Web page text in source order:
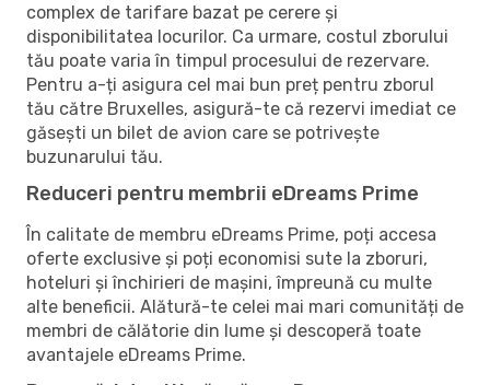
complex de tarifare bazat pe cerere și
disponibilitatea locurilor. Ca urmare, costul zborului
tău poate varia în timpul procesului de rezervare.
Pentru a-ți asigura cel mai bun preț pentru zborul
tău către Bruxelles, asigură-te că rezervi imediat ce
găsești un bilet de avion care se potrivește
buzunarului tău.
Reduceri pentru membrii eDreams Prime
În calitate de membru eDreams Prime, poți accesa
oferte exclusive și poți economisi sute la zboruri,
hoteluri și închirieri de mașini, împreună cu multe
alte beneficii. Alătură-te celei mai mari comunități de
membri de călătorie din lume și descoperă toate
avantajele eDreams Prime.